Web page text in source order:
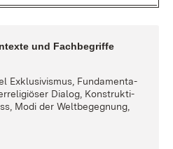
und Fach­be­grif­fe
Ex­klu­si­vis­mus, Fun­da­men­ta­
Dia­log, Kon­struk­ti­
Mo­di der Welt­be­geg­nung,